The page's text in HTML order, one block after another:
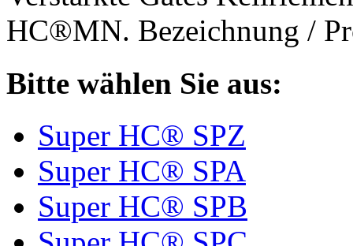
HC®MN. Bezeichnung /
Bitte wählen Sie aus:
Super HC® SPZ
Super HC® SPA
Super HC® SPB